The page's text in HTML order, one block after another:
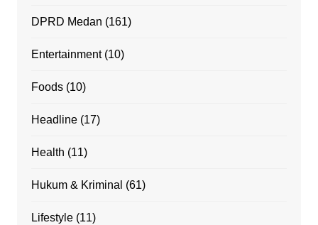
DPRD Medan (161)
Entertainment(10)
Foods(10)
Headline(17)
Health (11)
Hukum & Kriminal (61)
Lifestyle(11)